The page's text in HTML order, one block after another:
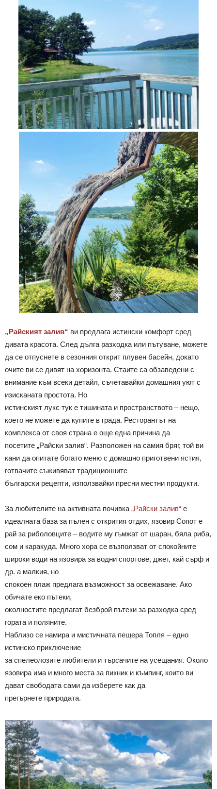
„Райският залив“ ви предлага истински комфорт сред
дивата красота. След дълга разходка или пътуване, можете
да се отпуснете в сезонния открит плувен басейн, докато
очите ви се дивят на хоризонта. Стаите са обзаведени с
внимание към всеки детайл, съчетавайки домашния уют с
изисканата простота. Но
истинският лукс тук е тишината и пространството – нещо,
което не можете да купите в града. Ресторантът на
комплекса от своя страна е още една причина да
посетите „Райски залив“. Разположен на самия бряг, той ви
кани да опитате богато меню с домашно приготвени ястия,
готвачите съживяват традиционните
български рецепти, използвайки пресни местни продукти.
За любителите на активната почивка „Райски залив“ е
идеалната база за пълен с открития отдих, язовир Сопот е
рай за риболовците – водите му гъмжат от шаран, бяла риба,
сом и каракуда. Много хора се възползват от спокойните
широки води на язовира за водни спортове, джет, кай сърф и
др. а малкия, но
спокоен плаж предлага възможност за освежаване. Ако
обичате еко пътеки,
околностите предлагат безброй пътеки за разходка сред
гората и поляните.
Наблизо се намира и мистичната пещера Топля – едно
истинско приключение
за спелеолозите любители и търсачите на усещания. Около
язовира има и много места за пикник и къмпинг, които ви
дават свободата сами да изберете как да
прегърнете природата.